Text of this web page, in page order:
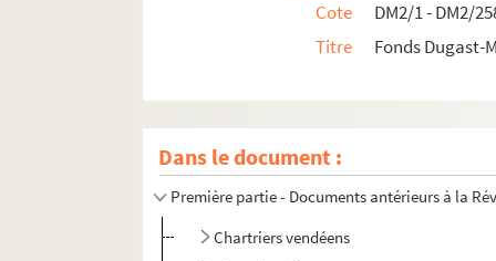
Cote
DM2/1 - DM2/
Titre
Fonds Dugast-
Dans le document :
Première partie - Documents antérieurs à la
Chartriers vendéens